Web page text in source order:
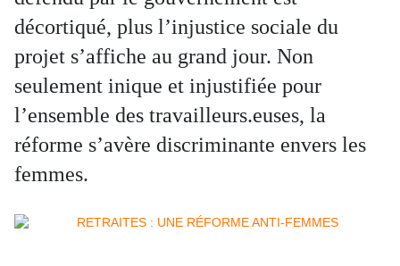
décortiqué, plus l’injustice sociale du
projet s’affiche au grand jour. Non
seulement inique et injustifiée pour
l’ensemble des travailleurs.euses, la
réforme s’avère discriminante envers les
femmes.